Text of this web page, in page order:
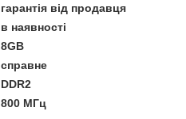
гарантія від продавця
в наявності
8GB
справне
DDR2
800 МГц